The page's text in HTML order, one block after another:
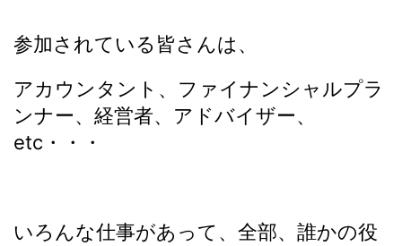
参加されている皆さんは、
アカウンタント、ファイナンシャルプラ
ンナー、経営者、アドバイザー、
etc・・・
いろんな仕事があって、全部、誰かの役